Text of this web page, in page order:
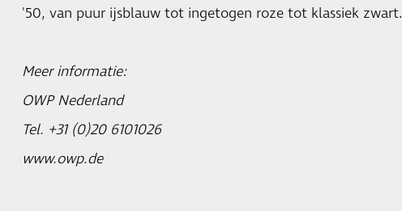
'50, van puur ijsblauw tot ingetogen roze tot klassiek zwart.
Meer informatie:
OWP Nederland
Tel. +31 (0)20 6101026
www.owp.de